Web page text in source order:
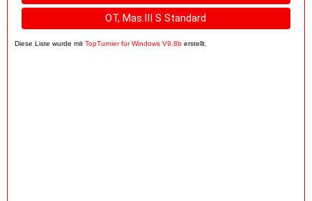
OT, Mas.III S Standard
Diese Liste wurde mit TopTurnier für Windows V9.8b erstellt.